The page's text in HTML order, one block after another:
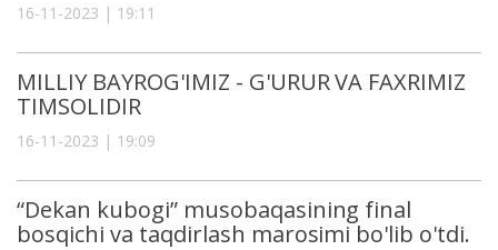
16-11-2023 | 19:11
MILLIY BAYROG'IMIZ - G'URUR VA FAXRIMIZ
TIMSOLIDIR
16-11-2023 | 19:09
“Dekan kubogi” musobaqasining final
bosqichi va taqdirlash marosimi bo'lib o'tdi.